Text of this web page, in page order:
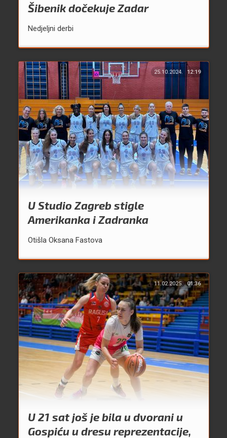
Šibenik dočekuje Zadar
Nedjeljni derbi
25.10.2024. 12:19
U Studio Zagreb stigle
Amerikanka i Zadranka
Otišla Oksana Fastova
11.02.2025. 01:36
U 21 sat još je bila u dvorani u
Gospiću u dresu reprezentacije,